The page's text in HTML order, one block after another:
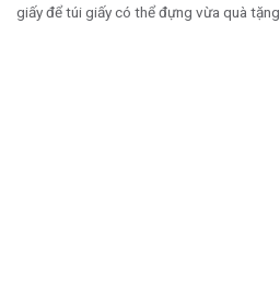
giấy để túi giấy có thể đựng vừa quà tặng